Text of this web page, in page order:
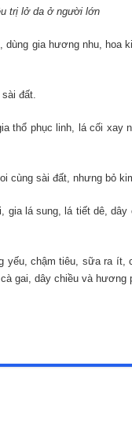
trị lở da ở người lớn
gia hương nhu, hoa
đất.
thổ phục linh, lá cối xay
cùng sài đất, nhưng bỏ
lá sung, lá tiết dê, dây
chậm tiêu, sữa ra ít,
gai, dây chiều và hương